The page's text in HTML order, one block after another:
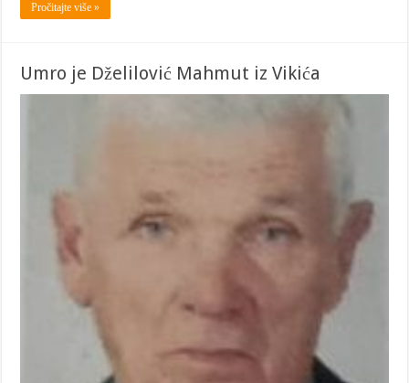
Pročitajte više »
Umro je Dželilović Mahmut iz Vikića